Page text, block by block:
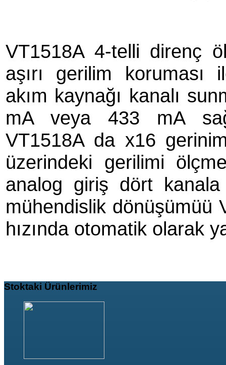
VT1518A 4-telli direnç
aşırı gerilim
akım kaynağı kanalı
mA veya 433 mA
VT1518A da x16
üzerindeki gerilimi
analog giriş dört kanala
mühendislik dönüşümüü
hızında otomatik olarak
Stoktaki Ürünlerimiz